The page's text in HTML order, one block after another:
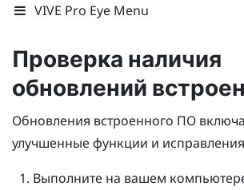
VIVE Pro Eye Menu
Проверка наличия
обновлений
Обновления встроенного ПО
улучшенные функции и
Выполните на вашем